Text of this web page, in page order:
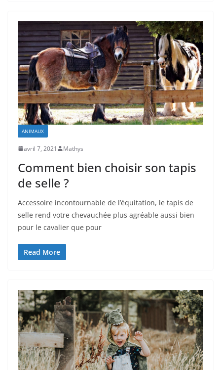
ANIMAUX
avril 7, 2021 Mathys
Comment bien choisir son tapis
de selle ?
Accessoire incontournable de l’équitation, le tapis de
selle rend votre chevauchée plus agréable aussi bien
pour le cavalier que pour
Read More